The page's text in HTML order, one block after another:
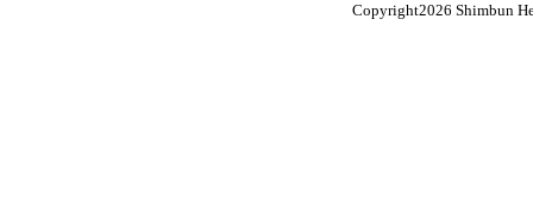
Copyright2026 Shimbun